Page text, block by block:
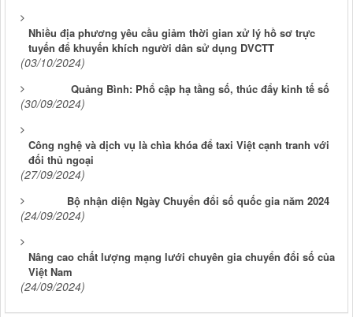
Nhiều địa phương yêu cầu giảm thời gian xử lý hồ sơ trực
tuyến để khuyến khích người dân sử dụng DVCTT
(03/10/2024)
Quảng Bình: Phổ cập hạ tầng số, thúc đẩy kinh tế số
(30/09/2024)
Công nghệ và dịch vụ là chìa khóa để taxi Việt cạnh tranh với
đối thủ ngoại
(27/09/2024)
Bộ nhận diện Ngày Chuyển đổi số quốc gia năm 2024
(24/09/2024)
Nâng cao chất lượng mạng lưới chuyên gia chuyển đổi số của
Việt Nam
(24/09/2024)